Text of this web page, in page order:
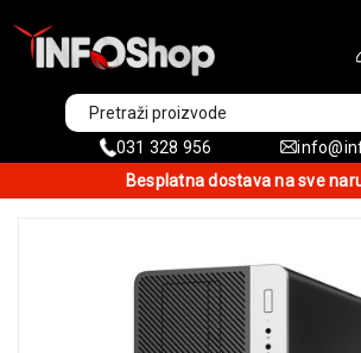
031 328 956
Besplatna dostava na sve